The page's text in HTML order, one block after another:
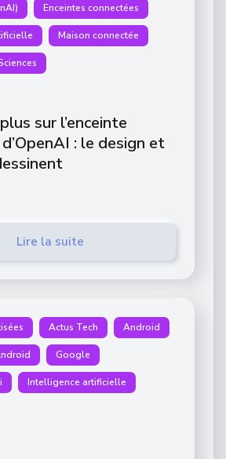
Enceintes connectées
Maison connectée
sur l’enceinte
: le design et
Lire la suite
Actus Tech Android
Google
Intelligence artificielle